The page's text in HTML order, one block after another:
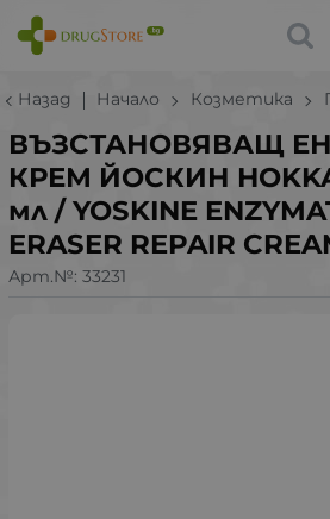
Назад Начало Козметика
ВЪЗСТАНОВЯВАЩ
КРЕМ ЙОСКИН
мл / YOSKINE
ERASER REPAIR
Арт.№: 33231